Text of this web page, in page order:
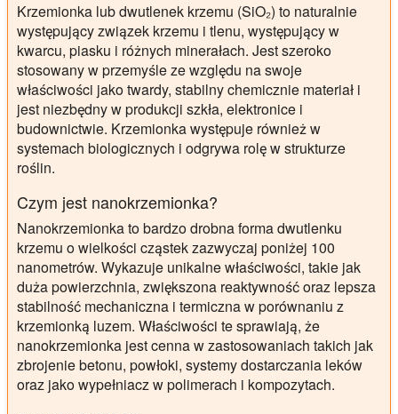
Krzemionka lub dwutlenek krzemu (SiO₂) to naturalnie
występujący związek krzemu i tlenu, występujący w
kwarcu, piasku i różnych minerałach. Jest szeroko
stosowany w przemyśle ze względu na swoje
właściwości jako twardy, stabilny chemicznie materiał i
jest niezbędny w produkcji szkła, elektronice i
budownictwie. Krzemionka występuje również w
systemach biologicznych i odgrywa rolę w strukturze
roślin.
Czym jest nanokrzemionka?
Nanokrzemionka to bardzo drobna forma dwutlenku
krzemu o wielkości cząstek zazwyczaj poniżej 100
nanometrów. Wykazuje unikalne właściwości, takie jak
duża powierzchnia, zwiększona reaktywność oraz lepsza
stabilność mechaniczna i termiczna w porównaniu z
krzemionką luzem. Właściwości te sprawiają, że
nanokrzemionka jest cenna w zastosowaniach takich jak
zbrojenie betonu, powłoki, systemy dostarczania leków
oraz jako wypełniacz w polimerach i kompozytach.